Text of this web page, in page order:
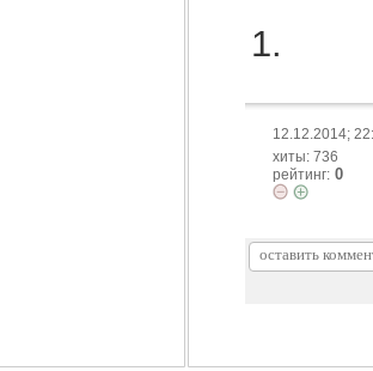
12.12.2014;
хиты: 736
рейтинг: 0